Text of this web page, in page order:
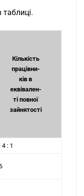
таблиці.
Кількість
працівни-
ків в
еквівален-
ті повної
зайнятості
4 : 1